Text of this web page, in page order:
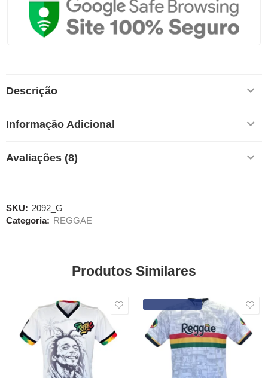
Descrição
Informação Adicional
Avaliações (8)
SKU: 2092_G
Categoria: REGGAE
Produtos Similares
ENVIO IMEDIATO!
SALE